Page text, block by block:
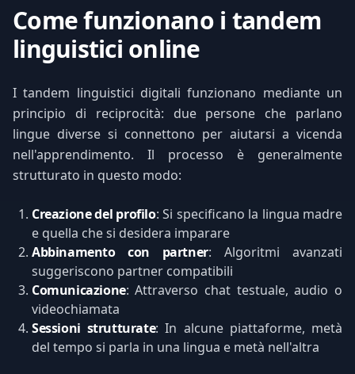
Come funzionano i tandem
linguistici online
I tandem linguistici digitali funzionano mediante un
principio di reciprocità: due persone che parlano
lingue diverse si connettono per aiutarsi a vicenda
nell'apprendimento. Il processo è generalmente
strutturato in questo modo:
Creazione del profilo: Si specificano la lingua madre
e quella che si desidera imparare
Abbinamento con partner: Algoritmi avanzati
suggeriscono partner compatibili
Comunicazione: Attraverso chat testuale, audio o
videochiamata
Sessioni strutturate: In alcune piattaforme, metà
del tempo si parla in una lingua e metà nell'altra